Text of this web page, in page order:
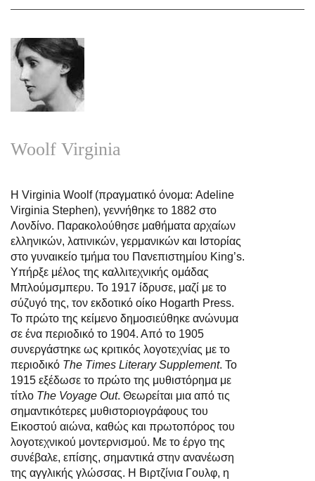
Woolf Virginia
Η Virginia Woolf (πραγματικό όνομα: Adeline
Virginia Stephen), γεννήθηκε το 1882 στο
Λονδίνο. Παρακολούθησε μαθήματα αρχαίων
ελληνικών, λατινικών, γερμανικών και Ιστορίας
στο γυναικείο τμήμα του Πανεπιστημίου King’s.
Υπήρξε μέλος της καλλιτεχνικής ομάδας
Μπλούμσμπερυ. Το 1917 ίδρυσε, μαζί με το
σύζυγό της, τον εκδοτικό οίκο Hogarth Press.
Το πρώτο της κείμενο δημοσιεύθηκε ανώνυμα
σε ένα περιοδικό το 1904. Από το 1905
συνεργάστηκε ως κριτικός λογοτεχνίας με το
περιοδικό The Times Literary Supplement. Το
1915 εξέδωσε το πρώτο της μυθιστόρημα με
τίτλο The Voyage Out. Θεωρείται μια από τις
σημαντικότερες μυθιστοριογράφους του
Εικοστού αιώνα, καθώς και πρωτοπόρος του
λογοτεχνικού μοντερνισμού. Με το έργο της
συνέβαλε, επίσης, σημαντικά στην ανανέωση
της αγγλικής γλώσσας. Η Βιρτζίνια Γουλφ, η